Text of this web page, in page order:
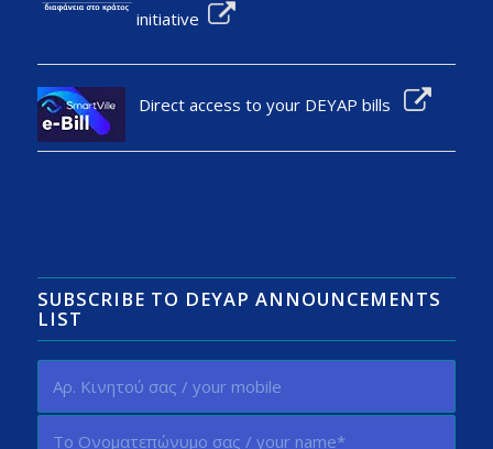
initiative
Direct access to your DEYAP bills
SUBSCRIBE TO DEYAP ANNOUNCEMENTS
LIST